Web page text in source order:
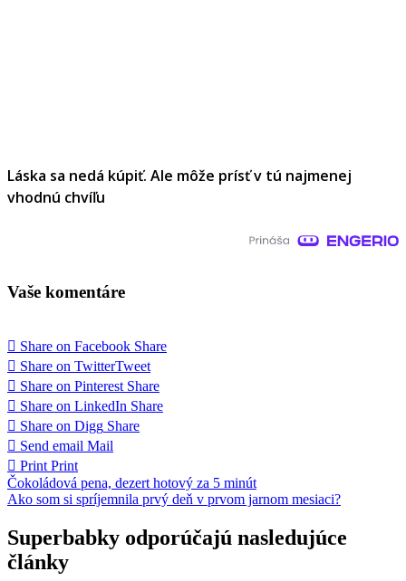
Láska sa nedá kúpiť. Ale môže prísť v tú najmenej
vhodnú chvíľu
Vaše komentáre
Share on Facebook Share
Share on TwitterTweet
Share on Pinterest Share
Share on LinkedIn Share
Share on Digg Share
Send email Mail
Print Print
Navigácia
v
článku
Čokoládová pena, dezert hotový za 5 minút
Ako som si spríjemnila prvý deň v prvom jarnom mesiaci?
Superbabky odporúčajú nasledujúce
články